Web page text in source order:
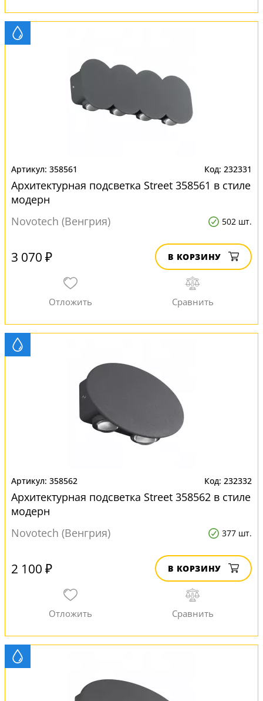
358561 232331
Архитектурная подсветка Street 358561 в стиле
модерн
Novotech (Венгрия)
502 шт.
3 070 ₽ В КОРЗИНУ
358562 232332
Архитектурная подсветка Street 358562 в стиле
модерн
Novotech (Венгрия)
377 шт.
2 100 ₽ В КОРЗИНУ